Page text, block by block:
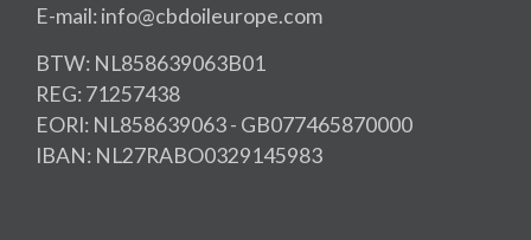
E-mail: info@cbdoileurope.com
BTW: NL858639063B01
REG: 71257438
EORI: NL858639063 - GB077465870000
IBAN: NL27RABO0329145983